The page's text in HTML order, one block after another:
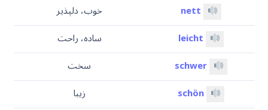
nett
خوب، دلپذیر
leicht
ساده، راحت
schwer
سخت
schön
زیبا